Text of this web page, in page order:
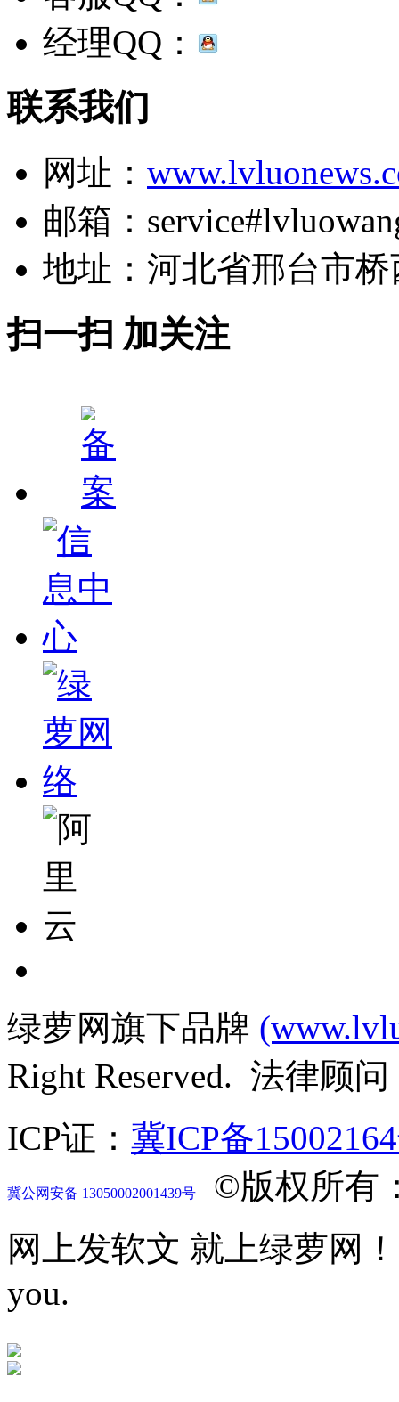
经理QQ：
联系我们
网址：
邮箱：
地址：河北省邢台市
扫一扫 加关注
绿萝网旗下品牌
Right Reserved. 法律顾
ICP证： 冀ICP备
冀公网安备 13050002001439号
©版权所有
网上发软文 就上绿萝网！
you.